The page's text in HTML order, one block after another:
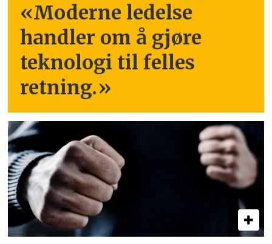
«Moderne ledelse
handler om å gjøre
teknologi til felles
retning.»